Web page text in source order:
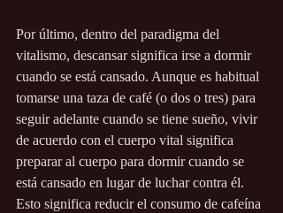
Por último, dentro del paradigma del
vitalismo, descansar significa irse a dormir
cuando se está cansado. Aunque es habitual
tomarse una taza de café (o dos o tres) para
seguir adelante cuando se tiene sueño, vivir
de acuerdo con el cuerpo vital significa
preparar al cuerpo para dormir cuando se
está cansado en lugar de luchar contra él.
Esto significa reducir el consumo de cafeína